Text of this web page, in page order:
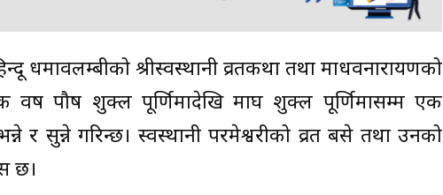
धर्मावलम्बीको श्रीस्वस्थानी व्रतकथा तथा माधवनारायणको
पौष शुक्ल पूर्णिमादेखि माघ शुक्ल पूर्णिमासम्म एक
र सुन्ने गरिन्छ। स्वस्थानी परमेश्वरीको व्रत बसे तथा उनको
छ।